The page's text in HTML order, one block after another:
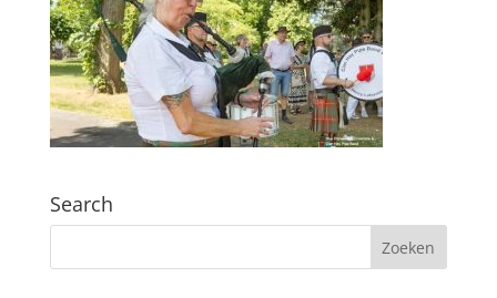
Search